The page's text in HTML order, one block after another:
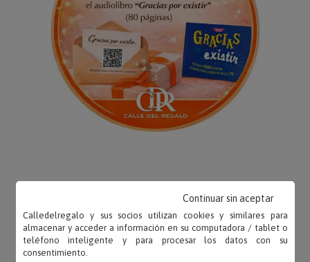
OPINIONES
Calledelregalo y sus socios utilizan cookies y similares para
almacenar y acceder a información en su computadora / tablet o
teléfono inteligente y para procesar los datos con su
consentimiento.
Continuar sin aceptar